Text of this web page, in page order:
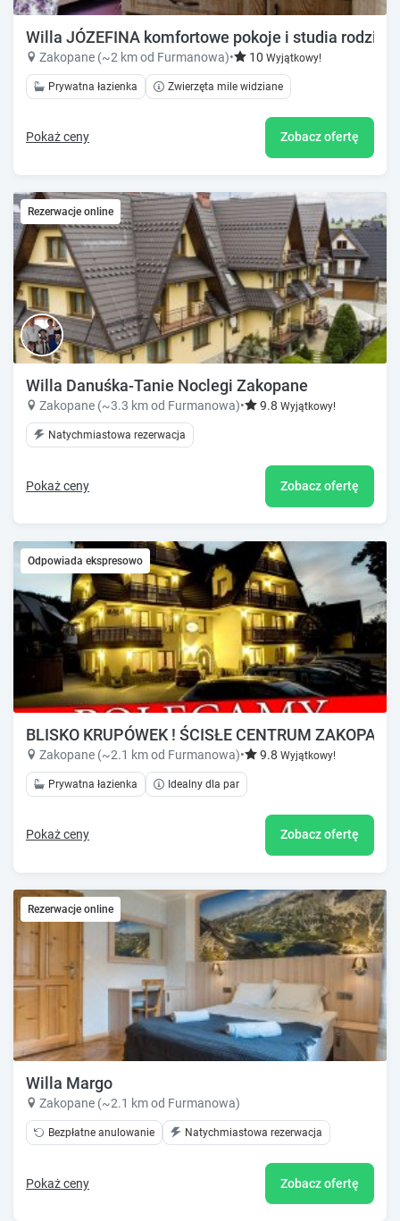
Willa JÓZEFINA komfortowe pokoje i studia
Zakopane (~2 km od Furmanowa)• 10 Wyjątkowy!
Prywatna łazienka Zwierzęta mile widziane
Pokaż ceny Zobacz ofertę
Rezerwacje online
Willa Danuśka-Tanie Noclegi Zakopane
Zakopane (~3.3 km od Furmanowa)• 9.8 Wyjątkowy!
Natychmiastowa rezerwacja
Pokaż ceny Zobacz ofertę
Odpowiada ekspresowo
BLISKO KRUPÓWEK ! ŚCISŁE CENTRUM
Zakopane (~2.1 km od Furmanowa)• 9.8 Wyjątkowy!
Prywatna łazienka Idealny dla par
Pokaż ceny Zobacz ofertę
Rezerwacje online
Willa Margo
Zakopane (~2.1 km od Furmanowa)
Bezpłatne anulowanie Natychmiastowa rezerwacja
Pokaż ceny Zobacz ofertę